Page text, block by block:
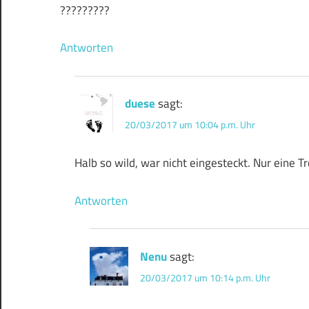
?????????
Antworten
duese sagt:
20/03/2017 um 10:04 p.m. Uhr
Halb so wild, war nicht eingesteckt. Nur eine
Antworten
Nenusagt:
20/03/2017 um 10:14 p.m. Uhr